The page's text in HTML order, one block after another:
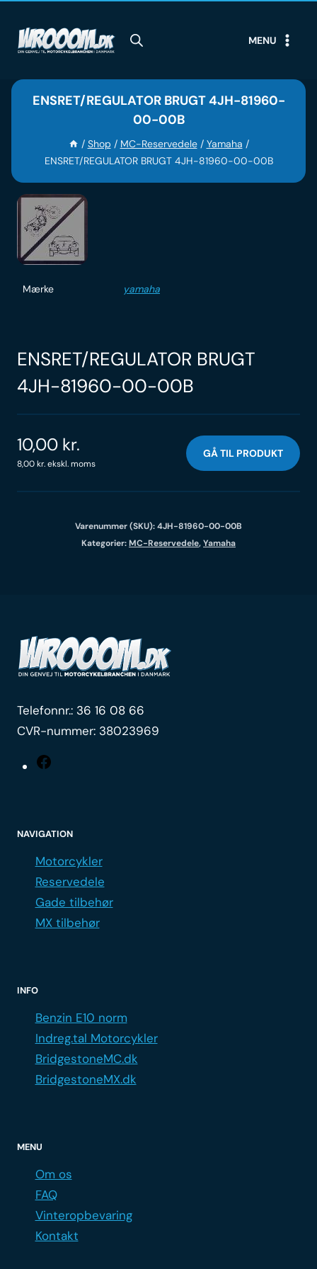
content
MENU
ENSRET/REGULATOR BRUGT 4JH-81960-
00-00B
/ Shop / MC-Reservedele / Yamaha /
ENSRET/REGULATOR BRUGT 4JH-81960-00-00B
Mærke yamaha
ENSRET/REGULATOR BRUGT
4JH-81960-00-00B
10,00 kr.
8,00kr.ekskl. moms
GÅ TIL PRODUKT
Varenummer (SKU):4JH-81960-00-00B
Kategorier:MC-Reservedele,Yamaha
Telefonnr.: 36 16 08 66
CVR-nummer: 38023969
NAVIGATION
Motorcykler
Reservedele
Gade tilbehør
MX tilbehør
INFO
Benzin E10 norm
Indreg.tal Motorcykler
BridgestoneMC.dk
BridgestoneMX.dk
MENU
Om os
FAQ
Vinteropbevaring
Kontakt